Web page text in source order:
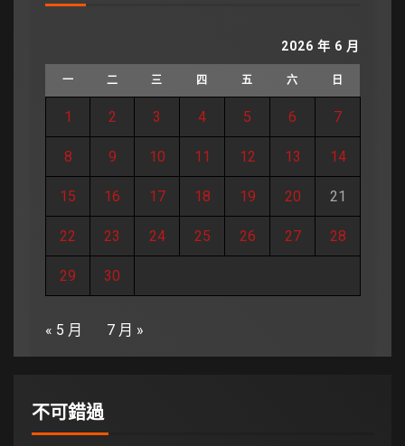
2026 年 6 月
一 二 三 四 五 六 日
1 2 3 4 5 6 7
8 9 10 11 12 13 14
15 16 17 18 19 20 21
22 23 24 25 26 27 28
29 30
« 5 月 7 月 »
不可錯過